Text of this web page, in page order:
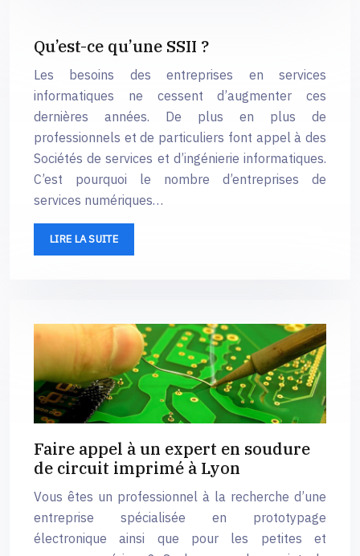
Qu’est-ce qu’une SSII ?
Les besoins des entreprises en services
informatiques ne cessent d’augmenter ces
dernières années. De plus en plus de
professionnels et de particuliers font appel à des
Sociétés de services et d’ingénierie informatiques.
C’est pourquoi le nombre d’entreprises de
services numériques…
LIRE LA SUITE
Faire appel à un expert en soudure
de circuit imprimé à Lyon
Vous êtes un professionnel à la recherche d’une
entreprise spécialisée en prototypage
électronique ainsi que pour les petites et